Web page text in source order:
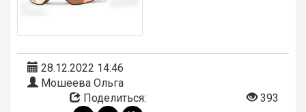
28.12.2022 14:46
Мошеева Ольга
Поделиться:
393